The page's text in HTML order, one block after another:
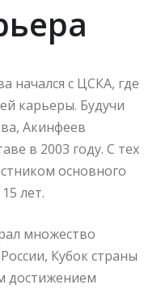
начался с ЦСКА, где
карьеры. Будучи
Акинфеев
в 2003 году. С тех
основного
лет.
множество
Кубок страны
достижением